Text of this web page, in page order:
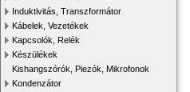
Induktivitás, Transzformátor
Kábelek, Vezetékek
Kapcsolók, Relék
Készülékek
Kishangszórók, Piezók, Mikrofonok
Kondenzátor